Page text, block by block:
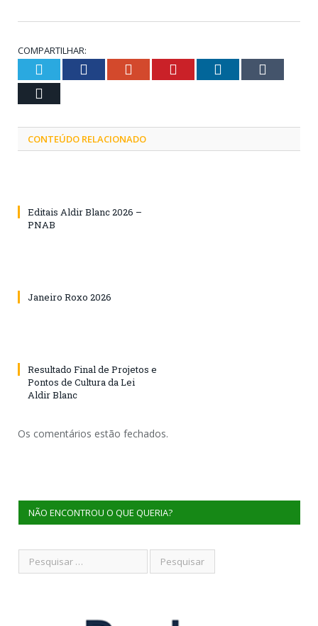
COMPARTILHAR:
Twitter Facebook Google+ Pinterest LinkedIn
CONTEÚDO RELACIONADO
Editais Aldir Blanc 2026 –
PNAB
Janeiro Roxo 2026
Resultado Final de Projetos e
Pontos de Cultura da Lei
Aldir Blanc
Os comentários estão fechados.
NÃO ENCONTROU O QUE QUERIA?